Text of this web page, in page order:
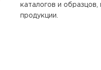
каталогов и
продукции.